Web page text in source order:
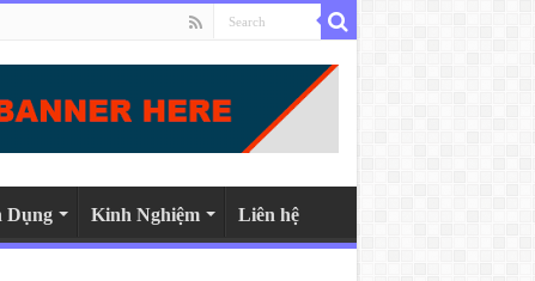
Dụng Kinh Nghiệm Liên hệ